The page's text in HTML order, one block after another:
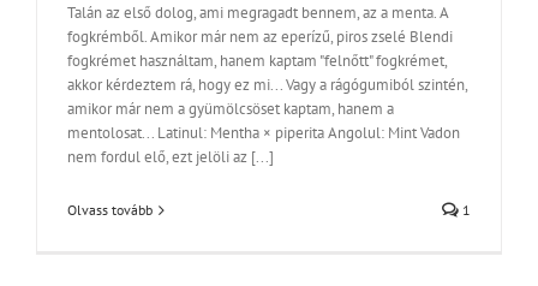
Talán az első dolog, ami megragadt bennem, az a menta. A
fogkrémből. Amikor már nem az eperízű, piros zselé Blendi
fogkrémet használtam, hanem kaptam "felnőtt" fogkrémet,
akkor kérdeztem rá, hogy ez mi... Vagy a rágógumiból szintén,
amikor már nem a gyümölcsöset kaptam, hanem a
mentolosat... Latinul: Mentha × piperita Angolul: Mint Vadon
nem fordul elő, ezt jelöli az [...]
Olvass tovább 1